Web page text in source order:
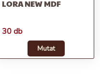
LORA NEW MDF
30 db
Mutat